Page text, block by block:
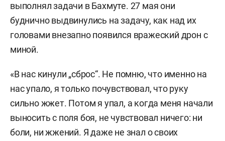
выполнял задачи в Бахмуте. 27 мая они
буднично выдвинулись на задачу, как над их
головами внезапно появился вражеский дрон с
миной.
«В нас кинули „сброс“. Не помню, что именно на
нас упало, я только почувствовал, что руку
сильно жжет. Потом я упал, а когда меня начали
выносить с поля боя, не чувствовал ничего: ни
боли, ни жжений. Я даже не знал о своих